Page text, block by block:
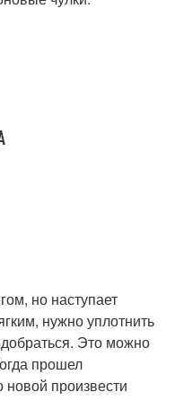
но наступает
нужно уплотнить
Это можно
прошел
произвести